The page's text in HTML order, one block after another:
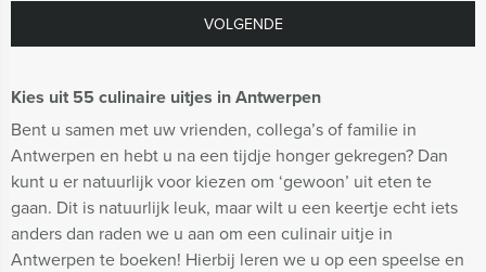
Kies uit 55 culinaire uitjes in Antwerpen
Bent u samen met uw vrienden, collega’s of familie in
Antwerpen en hebt u na een tijdje honger gekregen? Dan
kunt u er natuurlijk voor kiezen om ‘gewoon’ uit eten te
gaan. Dit is natuurlijk leuk, maar wilt u een keertje echt iets
anders dan raden we u aan om een culinair uitje in
Antwerpen te boeken! Hierbij leren we u op een speelse en
VOLGENDE